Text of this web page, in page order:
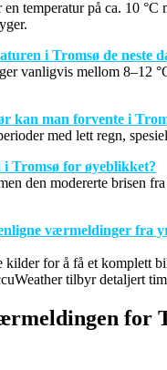
temperatur på ca. 10 °C
i Tromsø de neste
vanligvis mellom 8–12
kan man forvente i
med lett regn,
Tromsø for øyeblikket?
den modererte brisen
værmeldinger fra
kilder for å få et komplett
tilbyr detaljert
for